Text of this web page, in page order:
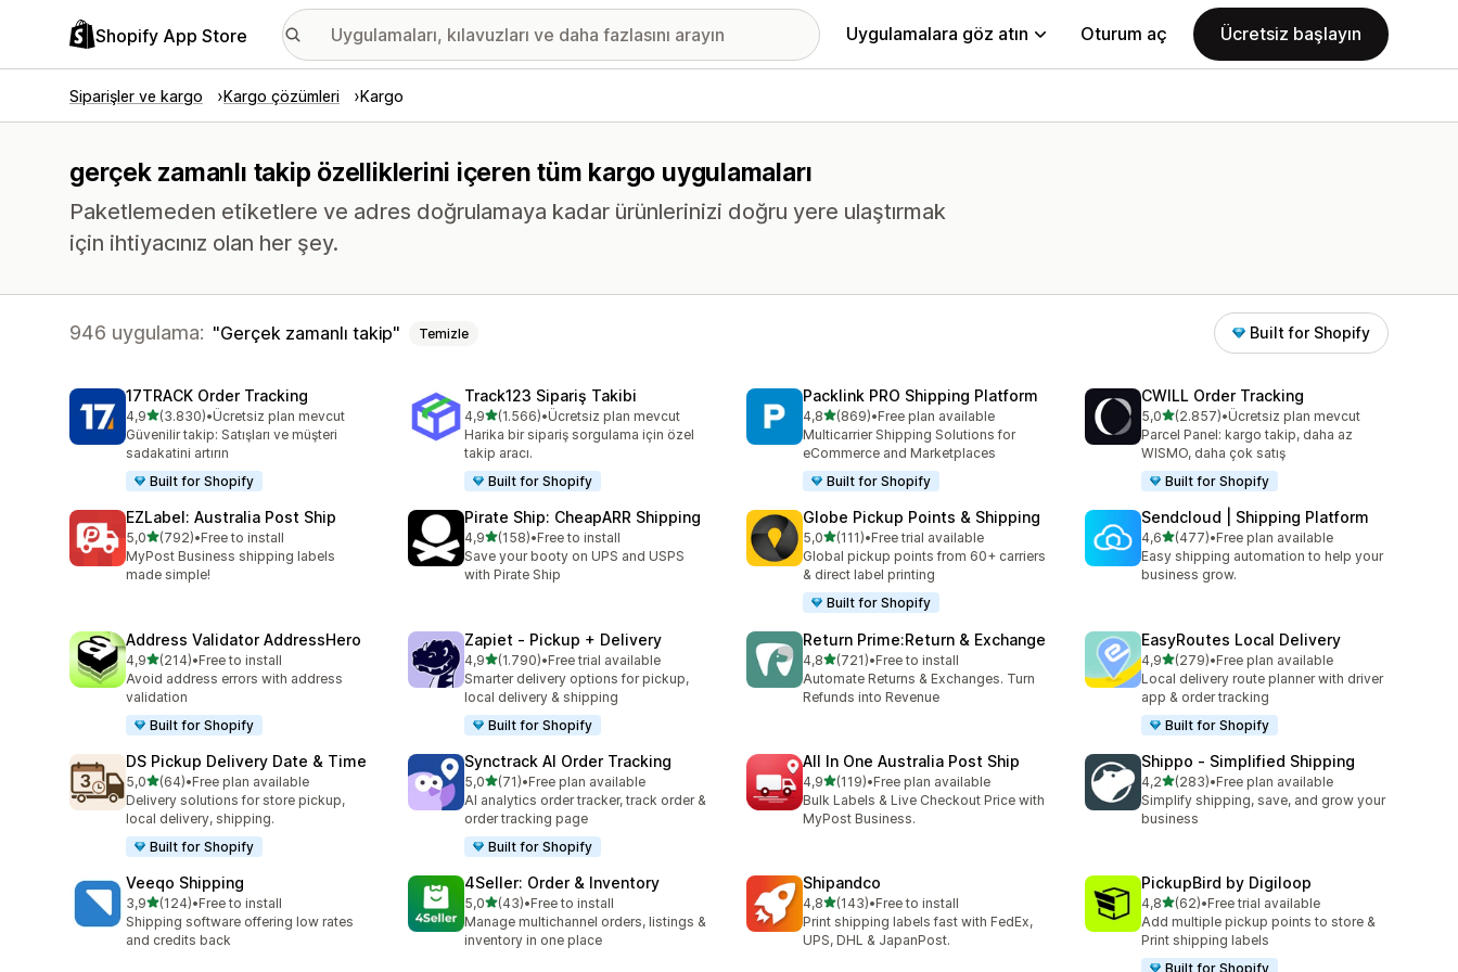
Shopify App Store Uygulamalara göz atın Oturum aç Ücretsiz başlayın
Siparişler ve kargo Kargo çözümleri Kargo
gerçek zamanlı takip özelliklerini içeren tüm kargo uygulamaları
Paketlemeden etiketlere ve adres doğrulamaya kadar ürünlerinizi doğru yere ulaştırmak
için ihtiyacınız olan her şey.
946 uygulama: Gerçek zamanlı takip Temizle Built for Shopify
17TRACK Order Tracking
4,95 yıldız üzerinden
(3.830)
toplam 3830 değerlendirme
•Ücretsiz plan mevcut
Güvenilir takip: Satışları ve müşteri
sadakatini artırın
Built for Shopify
Track123 Sipariş Takibi
4,95 yıldız üzerinden
(1.566)
toplam 1566 değerlendirme
•Ücretsiz plan mevcut
Harika bir sipariş sorgulama için özel
takip aracı.
Built for Shopify
Packlink PRO Shipping Platform
4,85 yıldız üzerinden
(869)
toplam 869 değerlendirme
•Free plan available
Multicarrier Shipping Solutions for
eCommerce and Marketplaces
Built for Shopify
CWILL Order Tracking
5,05 yıldız üzerinden
(2.857)
toplam 2857 değerlendirme
•Ücretsiz plan mevcut
Parcel Panel: kargo takip, daha az
WISMO, daha çok satış
Built for Shopify
EZLabel: Australia Post Ship
5,05 yıldız üzerinden
(792)
toplam 792 değerlendirme
•Free to install
MyPost Business shipping labels
made simple!
Pirate Ship: CheapARR Shipping
4,95 yıldız üzerinden
(158)
toplam 158 değerlendirme
•Free to install
Save your booty on UPS and USPS
with Pirate Ship
Globe Pickup Points & Shipping
5,05 yıldız üzerinden
(111)
toplam 111 değerlendirme
•Free trial available
Global pickup points from 60+ carriers
& direct label printing
Built for Shopify
Sendcloud | Shipping Platform
4,65 yıldız üzerinden
(477)
toplam 477 değerlendirme
•Free plan available
Easy shipping automation to help your
business grow.
Address Validator AddressHero
4,95 yıldız üzerinden
(214)
toplam 214 değerlendirme
•Free to install
Avoid address errors with address
validation
Built for Shopify
Zapiet ‑ Pickup + Delivery
4,95 yıldız üzerinden
(1.790)
toplam 1790 değerlendirme
•Free trial available
Smarter delivery options for pickup,
local delivery & shipping
Built for Shopify
Return Prime:Return & Exchange
4,85 yıldız üzerinden
(721)
toplam 721 değerlendirme
•Free to install
Automate Returns & Exchanges. Turn
Refunds into Revenue
EasyRoutes Local Delivery
4,95 yıldız üzerinden
(279)
toplam 279 değerlendirme
•Free plan available
Local delivery route planner with driver
app & order tracking
Built for Shopify
DS Pickup Delivery Date & Time
5,05 yıldız üzerinden
(64)
toplam 64 değerlendirme
•Free plan available
Delivery solutions for store pickup,
local delivery, shipping.
Built for Shopify
Synctrack AI Order Tracking
5,05 yıldız üzerinden
(71)
toplam 71 değerlendirme
•Free plan available
AI analytics order tracker, track order &
order tracking page
Built for Shopify
All In One Australia Post Ship
4,95 yıldız üzerinden
(119)
toplam 119 değerlendirme
•Free plan available
Bulk Labels & Live Checkout Price with
MyPost Business.
Shippo ‑ Simplified Shipping
4,25 yıldız üzerinden
(283)
toplam 283 değerlendirme
•Free plan available
Simplify shipping, save, and grow your
business
Veeqo Shipping
3,95 yıldız üzerinden
(124)
toplam 124 değerlendirme
•Free to install
Shipping software offering low rates
and credits back
4Seller: Order & Inventory
5,05 yıldız üzerinden
(43)
toplam 43 değerlendirme
•Free to install
Manage multichannel orders, listings &
inventory in one place
Shipandco
4,85 yıldız üzerinden
(143)
toplam 143 değerlendirme
•Free to install
Print shipping labels fast with FedEx,
UPS, DHL & JapanPost.
PickupBird by Digiloop
4,85 yıldız üzerinden
(62)
toplam 62 değerlendirme
•Free trial available
Add multiple pickup points to store &
Print shipping labels
Built for Shopify